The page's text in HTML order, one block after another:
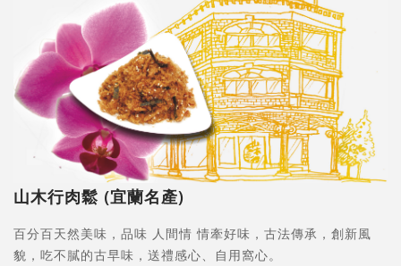
山木行肉鬆 (宜蘭名產)
百分百天然美味，品味 人間情 情牽好味，古法傳承，創新風
貌，吃不膩的古早味，送禮感心、自用窩心。